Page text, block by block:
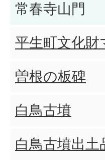
常春寺山門
平生町文化財
曽根の板碑
白鳥古墳
白鳥古墳出土